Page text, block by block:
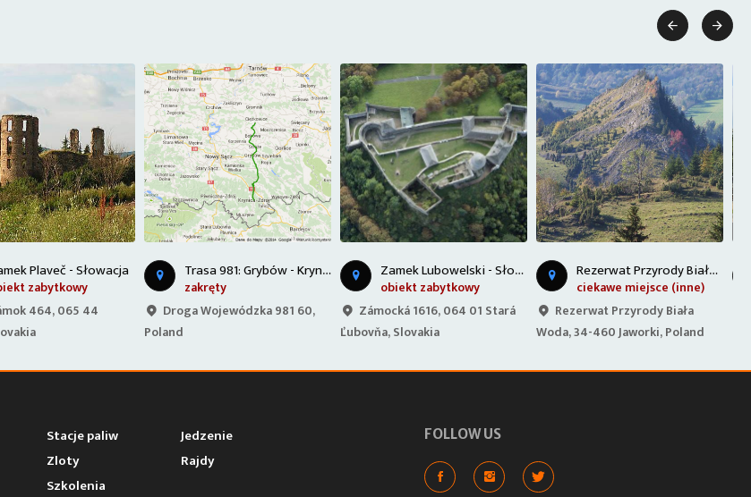
Trasa 981: Grybów - Krynica Zdrój
Wojewódzka 981 60,
Zamek Lubowelski - Słowacja
obiekt zabytkowy
Zámocká 1616, 064 01 Stará
Ľubovňa, Slovakia
Rezerwat Przyrody Biała Woda -
ciekawe miejsce (inne)
Rezerwat Przyrody Biała
Woda, 34-460 Jaworki, Poland
ciekawe miejsce (inne)
Andersa 1A, 33-380 Krynica-
Zdrój, Poland
 
Stacje paliw
Jedzenie
Zloty
Rajdy
Szkolenia
FOLLOW US